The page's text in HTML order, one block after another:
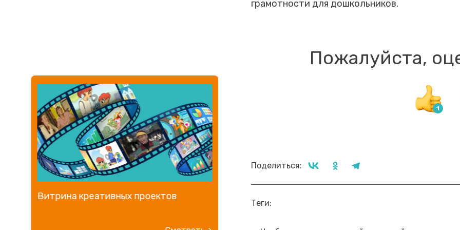
грамотности для дошкольников.
Пожалуйста,
Поделиться:
Теги:
Витрина креативных проектов
Финансовый блогер»